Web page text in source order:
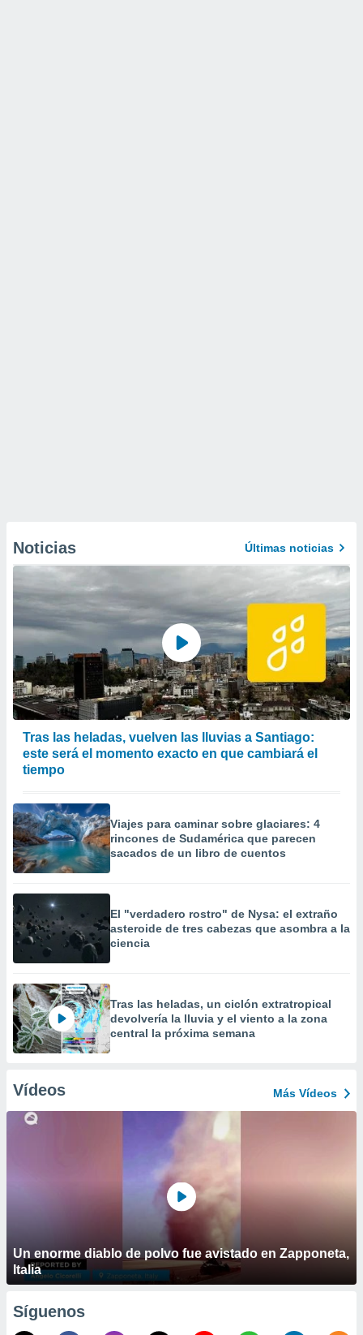
Noticias Últimas noticias
Tras las heladas, vuelven las lluvias a Santiago:
este será el momento exacto en que cambiará el
tiempo
Viajes para caminar sobre glaciares: 4
rincones de Sudamérica que parecen
sacados de un libro de cuentos
El "verdadero rostro" de Nysa: el extraño
asteroide de tres cabezas que asombra a la
ciencia
Tras las heladas, un ciclón extratropical
devolvería la lluvia y el viento a la zona
central la próxima semana
Vídeos Más Vídeos
Un enorme diablo de polvo fue avistado en Zapponeta,
Italia
Síguenos